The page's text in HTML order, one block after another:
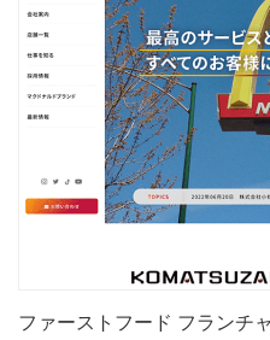
ファーストフード フランチ